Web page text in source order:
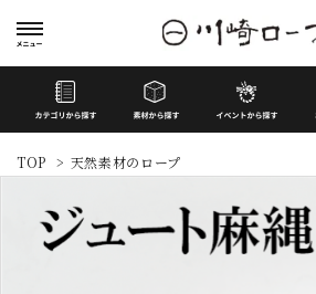
TOP > 天然素材のロープ